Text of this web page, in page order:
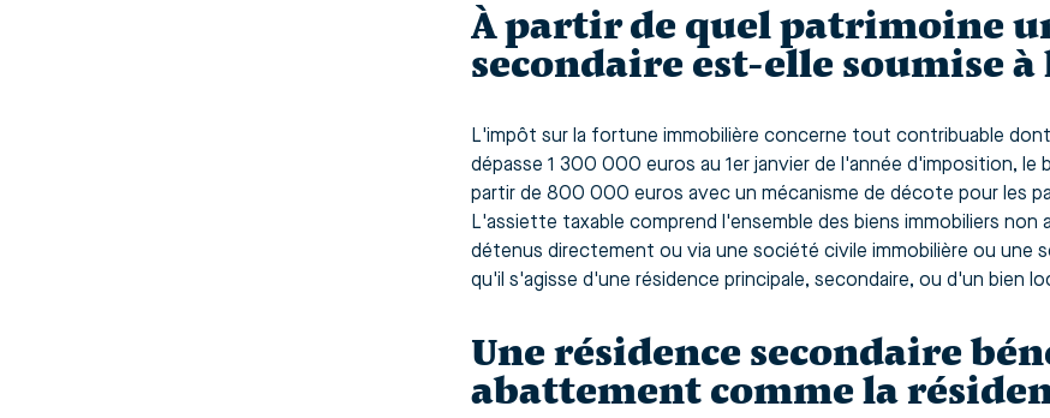
À partir de quel patrimoine
secondaire est-elle soumise à
L'impôt sur la fortune immobilière concerne tout contribuable
dépasse 1 300 000 euros au 1er janvier de l'année d'imposition, le
partir de 800 000 euros avec un mécanisme de décote pour les
L'assiette taxable comprend l'ensemble des biens immobiliers
détenus directement ou via une société civile immobilière ou une
qu'il s'agisse d'une résidence principale, secondaire, ou d'un bien
Une résidence secondaire
abattement comme la